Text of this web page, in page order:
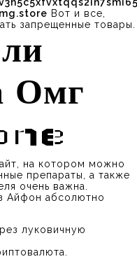
Вот и все,
запрещенные товары.
Омг
на котором можно
препараты, а также
очень важна.
Айфон абсолютно
луковичную